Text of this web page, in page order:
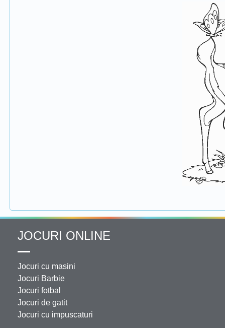
JOCURI ONLINE
Jocuri cu masini
Jocuri Barbie
Jocuri fotbal
Jocuri de gatit
Jocuri cu impuscaturi